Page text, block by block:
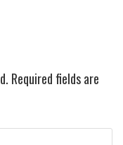
Required fields are